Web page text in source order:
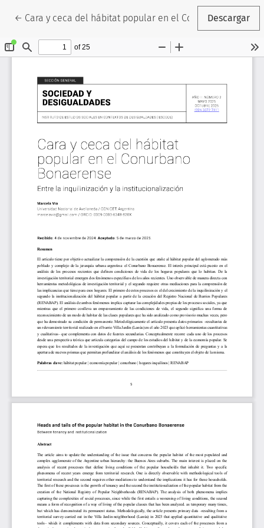
← Volver a los detalles del artículo
Cara y ceca del hábitat popular en el ConurbanoDescargar